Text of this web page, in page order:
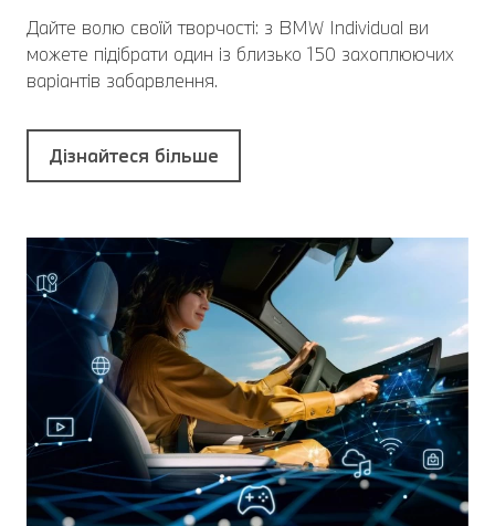
Дайте волю своїй творчості: з BMW Individual ви
можете підібрати один із близько 150 захоплюючих
варіантів забарвлення.
Дізнайтеся більше